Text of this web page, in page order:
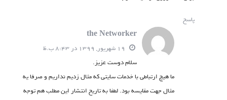
پاسخ
the Networker
سلام دوست عزیز.
ما هیچ ارتباطی با خدمات سایتی که مثال زدیم نداریم و صرفا یه
مثال جهت مقایسه بود. لطفا به تاریخ انتشار این مطلب هم توجه